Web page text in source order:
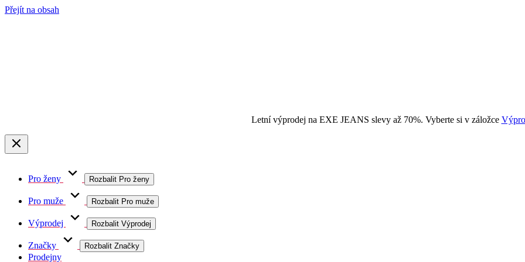
Přejít na obsah
Letní výprodej na EXE JEANS slevy až 70%. Vyberte si v záložce
Pro ženy Rozbalit Pro ženy
Pro muže Rozbalit Pro muže
Výprodej Rozbalit Výprodej
Značky Rozbalit Značky
Prodejny